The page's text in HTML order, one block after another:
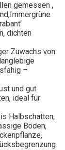
gemessen ,
dichten
Zuwachs von
–
und gut
ideal für
Halbschatten;
Böden,